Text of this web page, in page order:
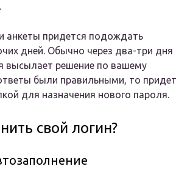
анкеты придется подождать
дней. Обычно через два-три дня
высылает решение по вашему
были правильными, то придет
для назначения нового пароля.
свой логин?